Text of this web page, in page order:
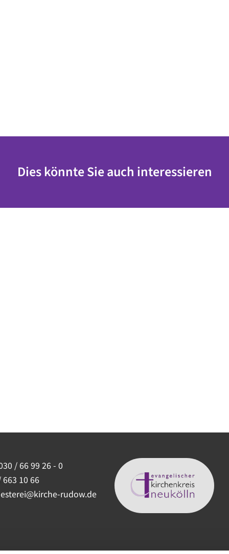
Dies könnte Sie auch interessieren
/ 66 99 26 - 0
663 10 66
rudow.de